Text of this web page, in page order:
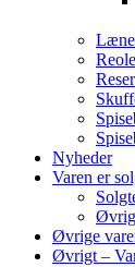
Nyheder
Varen er
Øvrige
Øvrigt –